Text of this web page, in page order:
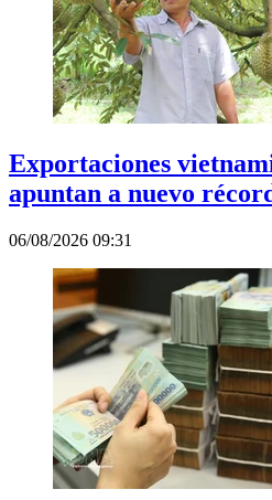
Exportaciones
apuntan a nuevo
06/08/2026 09:31